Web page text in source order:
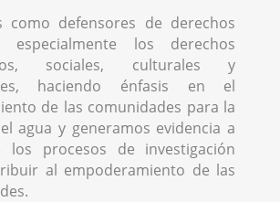
como defensores de derechos
especialmente los derechos
sociales, culturales y
haciendo énfasis en el
de las comunidades para la
agua y generamos evidencia a
los procesos de investigación
al empoderamiento de las